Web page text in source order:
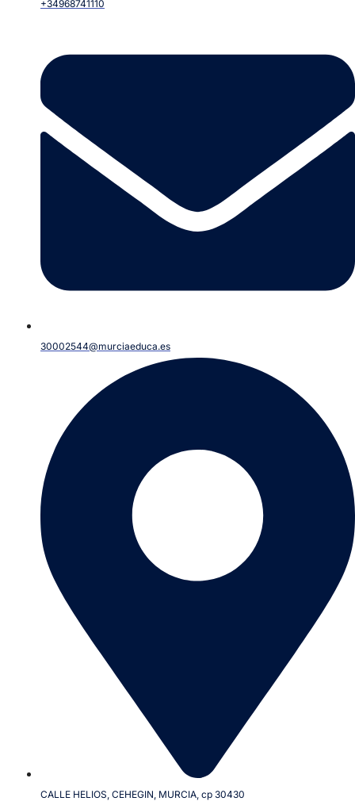
+34968741110
30002544@murciaeduca.es
CALLE HELIOS, CEHEGIN, MURCIA, cp 30430